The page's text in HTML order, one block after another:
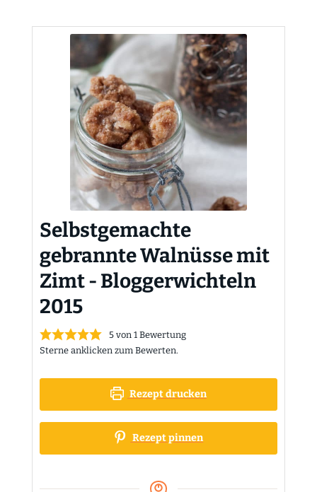
Selbstgemachte
gebrannte Walnüsse mit
Zimt - Bloggerwichteln
2015
5von 1 Bewertung
Sterne anklicken zum Bewerten.
Rezept drucken
Rezept pinnen